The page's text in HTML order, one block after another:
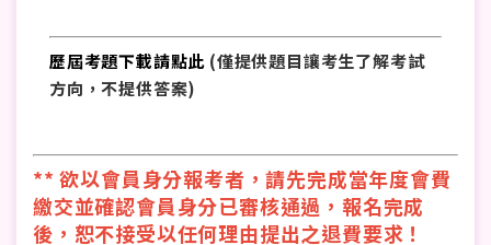
歷屆考題下載請點此 (僅提供題目讓考生了解考試
方向，不提供答案)
** 欲以會員身分報考者，請先完成當年度會費
繳交並確認會員身分已審核通過，報名完成
後，恕不接受以任何理由提出之退費要求！